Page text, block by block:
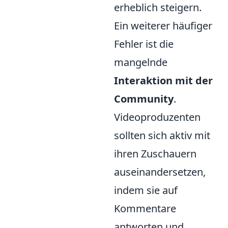
erheblich steigern.
Ein weiterer häufiger
Fehler ist die
mangelnde
Interaktion mit der
Community.
Videoproduzenten
sollten sich aktiv mit
ihren Zuschauern
auseinandersetzen,
indem sie auf
Kommentare